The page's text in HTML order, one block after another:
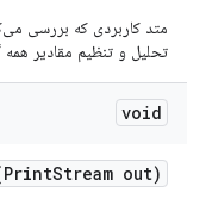
متد کاربردی که بررسی
تحلیل و تنظیم مقادیر همه
void
Stream out)